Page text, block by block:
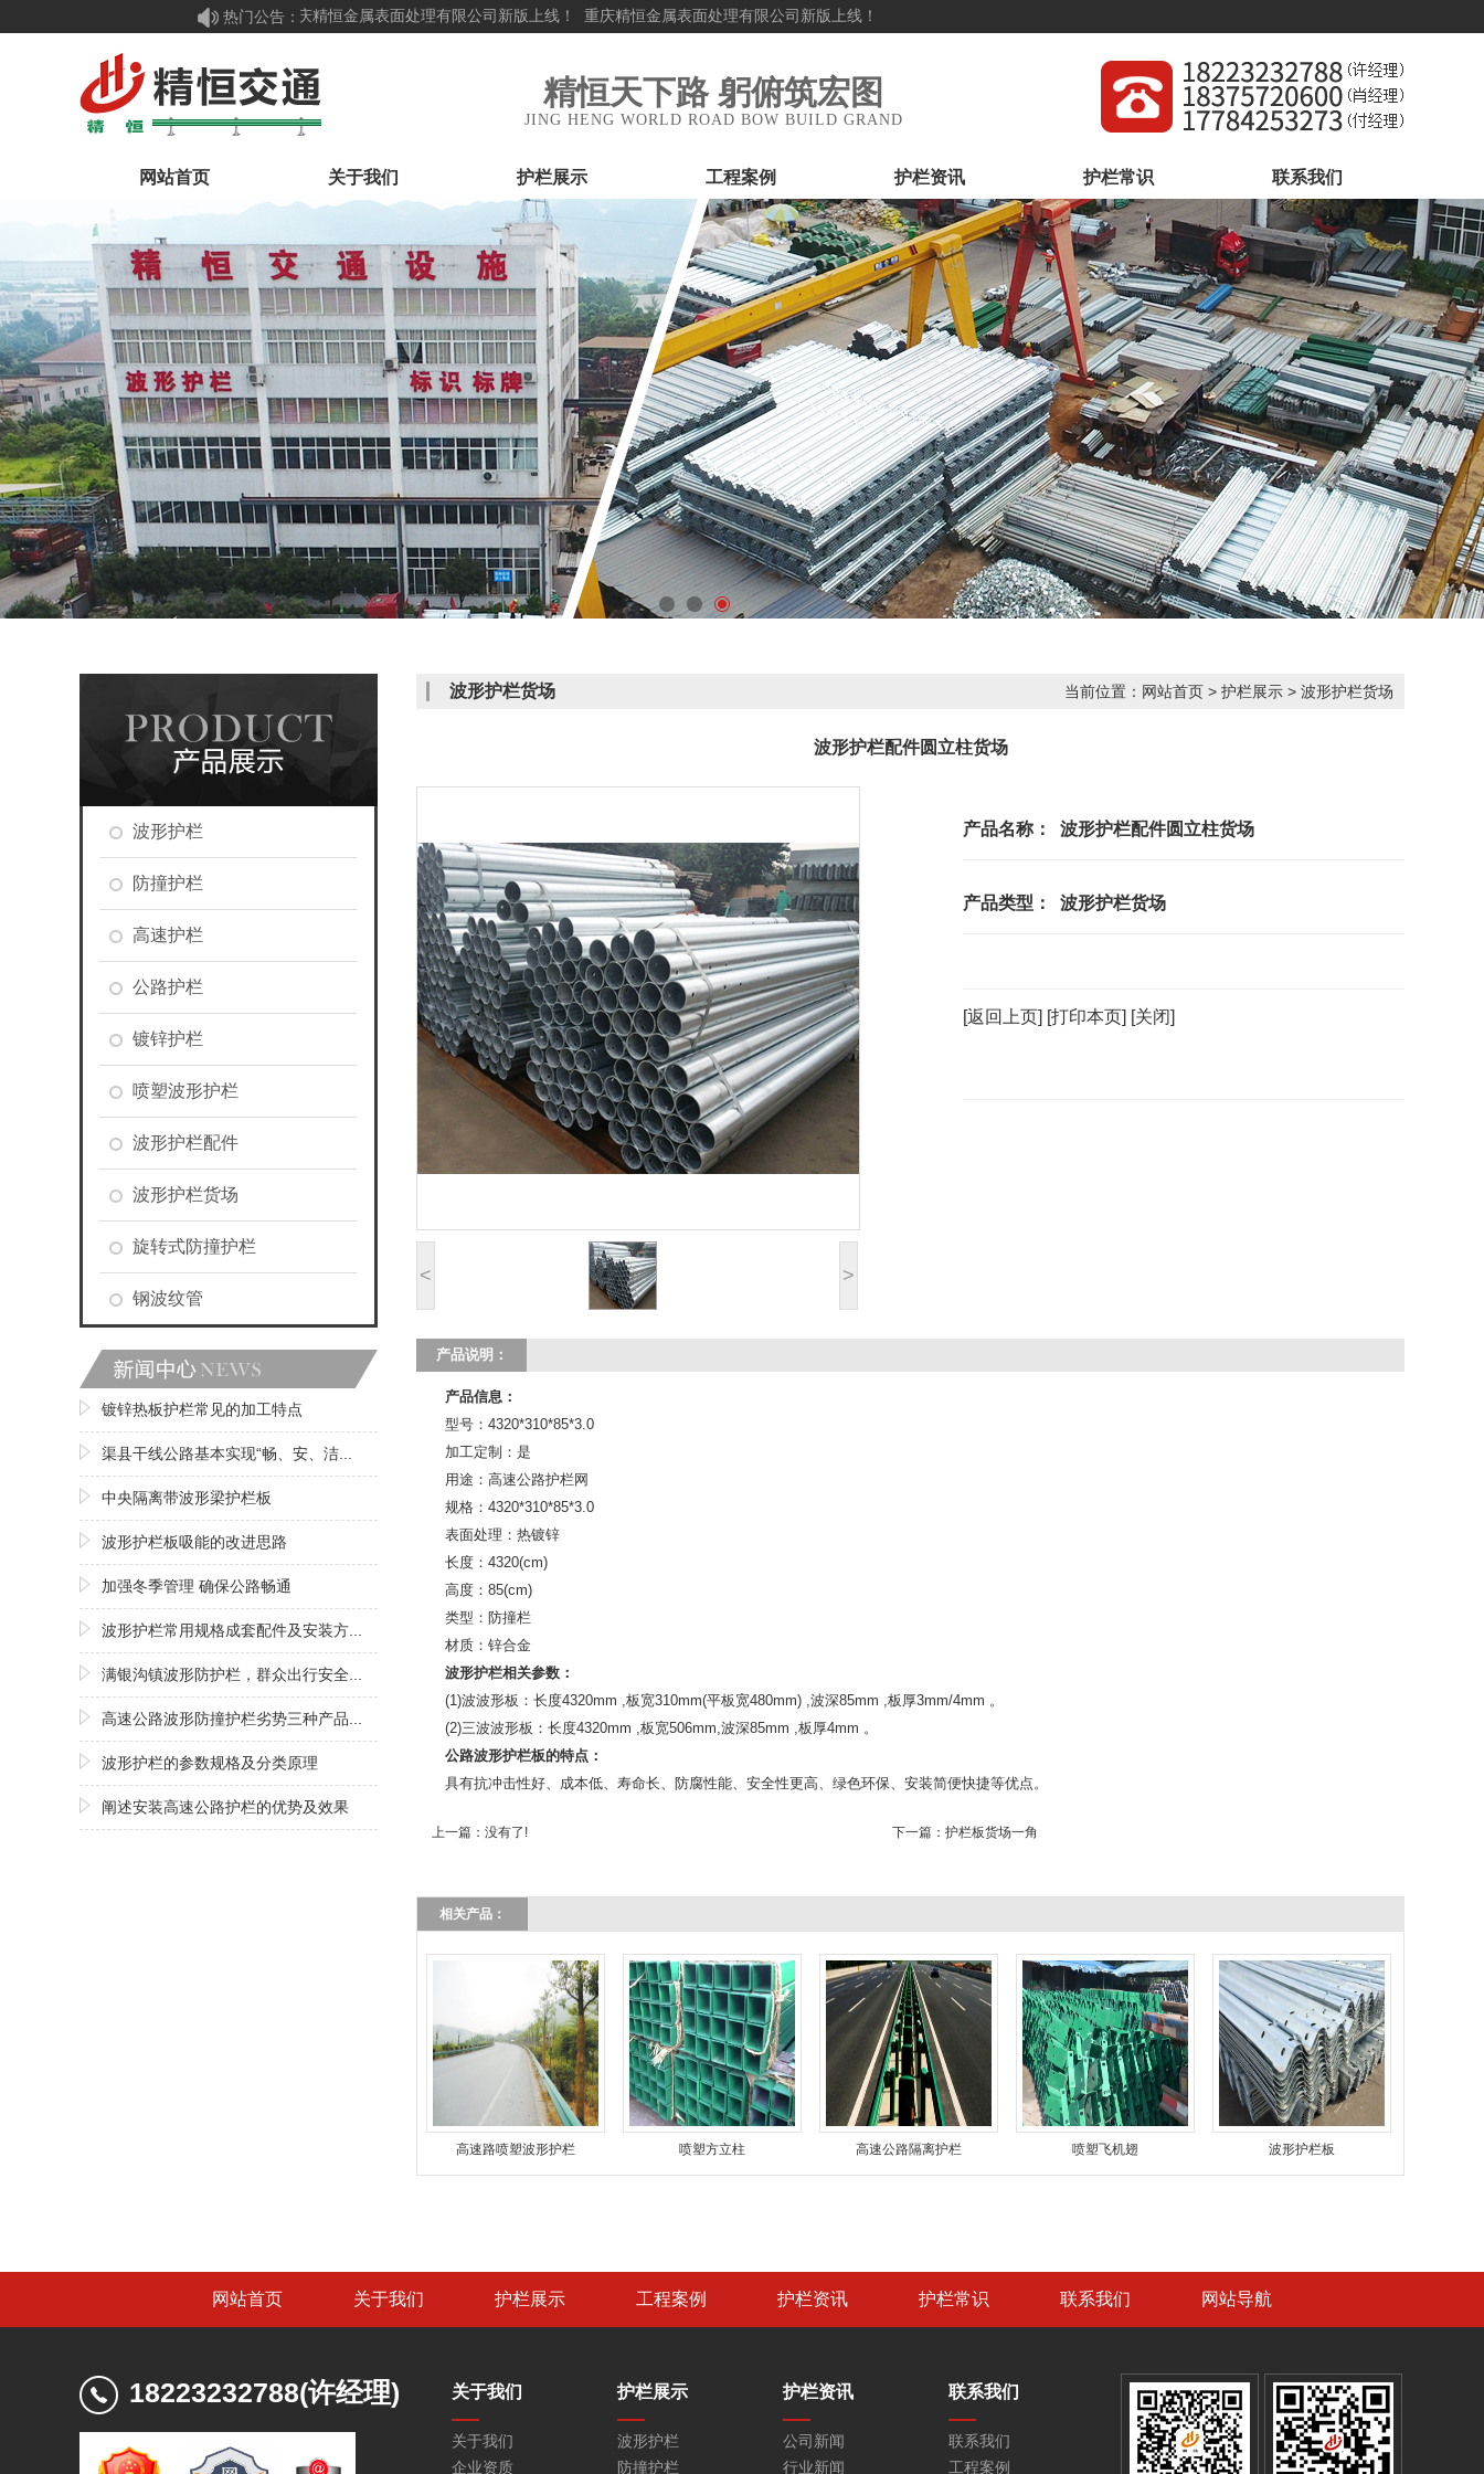
热门公告：重庆精恒金属表面处理有限公司新版上线！ 重庆精恒金属表面处理有限公司新版上线！
精恒天下路 躬俯筑宏图
JING HENG WORLD ROAD BOW BUILD GRAND
网站首页 关于我们 护栏展示 工程案例 护栏资讯 护栏常识 联系我们
波形护栏
防撞护栏
高速护栏
公路护栏
镀锌护栏
喷塑波形护栏
波形护栏配件
波形护栏货场
旋转式防撞护栏
钢波纹管
镀锌热板护栏常见的加工特点
渠县干线公路基本实现“畅、安、洁...
中央隔离带波形梁护栏板
波形护栏板吸能的改进思路
加强冬季管理 确保公路畅通
波形护栏常用规格成套配件及安装方...
满银沟镇波形防护栏，群众出行安全...
高速公路波形防撞护栏劣势三种产品...
波形护栏的参数规格及分类原理
阐述安装高速公路护栏的优势及效果
波形护栏货场 当前位置： 网站首页 > 护栏展示 > 波形护栏货场
波形护栏配件圆立柱货场
< >
产品名称： 波形护栏配件圆立柱货场
产品类型： 波形护栏货场
[返回上页] [打印本页] [关闭]
产品说明：
产品信息：
型号：4320*310*85*3.0
加工定制：是
用途：高速公路护栏网
规格：4320*310*85*3.0
表面处理：热镀锌
长度：4320(cm)
高度：85(cm)
类型：防撞栏
材质：锌合金
波形护栏相关参数：
(1)波波形板：长度4320mm ,板宽310mm(平板宽480mm) ,波深85mm ,板厚3mm/4mm 。
(2)三波波形板：长度4320mm ,板宽506mm,波深85mm ,板厚4mm 。
公路波形护栏板的特点：
具有抗冲击性好、成本低、寿命长、防腐性能、安全性更高、绿色环保、安装简便快捷等优点。
上一篇：没有了! 下一篇： 护栏板货场一角
相关产品：
高速路喷塑波形护栏 喷塑方立柱 高速公路隔离护栏 喷塑飞机翅 波形护栏板
网站首页 关于我们 护栏展示 工程案例 护栏资讯 护栏常识 联系我们 网站导航
18223232788(许经理) 关于我们
关于我们
企业资质
护栏展示
波形护栏
防撞护栏
护栏资讯
公司新闻
行业新闻
联系我们
联系我们
工程案例